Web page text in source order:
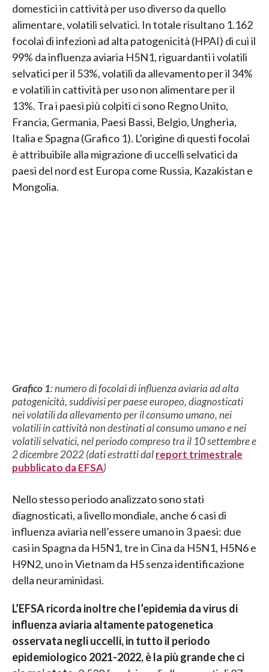
domestici in cattività per uso diverso da quello
alimentare, volatili selvatici. In totale risultano 1.162
focolai di infezioni ad alta patogenicità (HPAI) di cui il
99% da influenza aviaria H5N1, riguardanti i volatili
selvatici per il 53%, volatili da allevamento per il 34%
e volatili in cattività per uso non alimentare per il
13%. Tra i paesi più colpiti ci sono Regno Unito,
Francia, Germania, Paesi Bassi, Belgio, Ungheria,
Italia e Spagna (Grafico 1). L’origine di questi focolai
è attribuibile alla migrazione di uccelli selvatici da
paesi del nord est Europa come Russia, Kazakistan e
Mongolia.
Grafico 1: numero di focolai di influenza aviaria ad alta
patogenicità, suddivisi per paese europeo, diagnosticati
nei volatili da allevamento per il consumo umano, nei
volatili in cattività non destinati al consumo umano e nei
volatili selvatici, nel periodo compreso tra il 10 settembre e
2 dicembre 2022 (dati estratti dalreport trimestrale
pubblicato da EFSA)
Nello stesso periodo analizzato sono stati
diagnosticati, a livello mondiale, anche 6 casi di
influenza aviaria nell’essere umano in 3 paesi: due
casi in Spagna da H5N1, tre in Cina da H5N1, H5N6 e
H9N2, uno in Vietnam da H5 senza identificazione
della neuraminidasi.
L’EFSA ricorda inoltre che l’epidemia da virus di
influenza aviaria altamente patogenetica
osservata negli uccelli, in tutto il periodo
epidemiologico 2021-2022, è la più grande che ci